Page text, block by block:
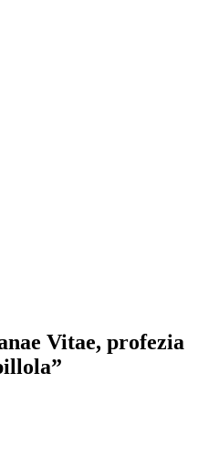
Vitae, profezia